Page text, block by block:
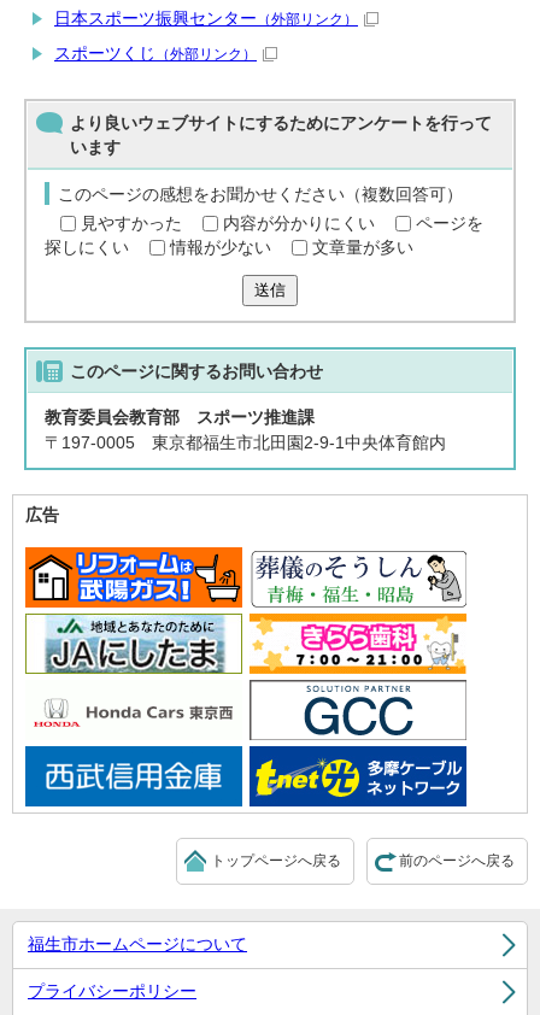
日本スポーツ振興センター （外部リンク）
スポーツくじ （外部リンク）
より良いウェブサイトにするためにアンケートを行って
います
このページの感想をお聞かせください（複数回答可）
見やすかった
内容が分かりにくい
ページを
探しにくい
情報が少ない 文章量が多い
送信
このページに関するお問い合わせ
教育委員会教育部 スポーツ推進課
〒197-0005 東京都福生市北田園2-9-1中央体育館内
広告
前のページへ戻る
トップページへ戻る
福生市ホームページについて
プライバシーポリシー